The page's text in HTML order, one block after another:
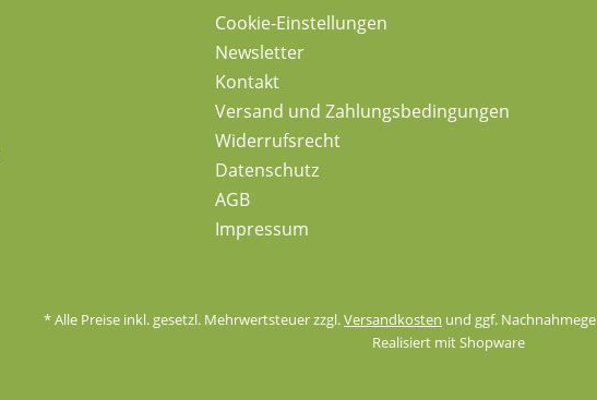
Cookie-Einstellungen
Newsletter
Kontakt
Versand und Zahlungsbedingungen
Widerrufsrecht
Datenschutz
AGB
Impressum
* Alle Preise inkl. gesetzl. Mehrwertsteuer zzgl.Versandkosten und ggf.
Realisiert mit Shopware